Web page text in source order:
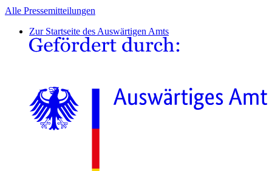
Alle Pressemitteilungen
Zur Startseite des Auswärtigen Amts